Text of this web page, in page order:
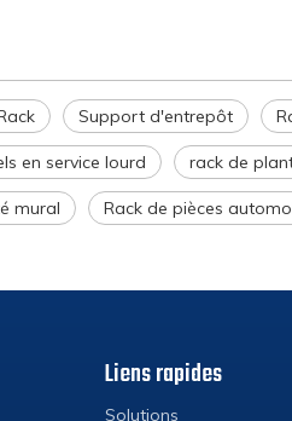
Support d'entrepôt
en service lourd rack de
mural Rack de pièces
Liens rapides
Solutions